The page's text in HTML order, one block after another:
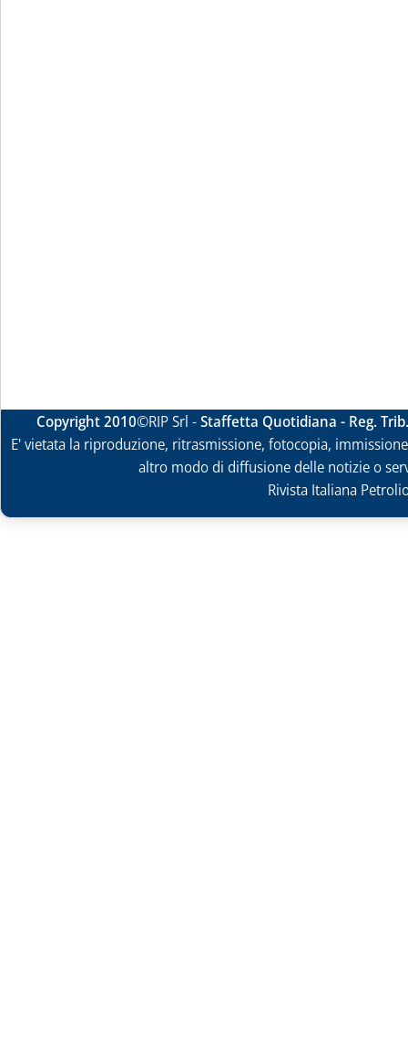
Copyright 2010©RIP Srl -Staffetta Quotidiana - Reg.
E' vietata la riproduzione, ritrasmissione, fotocopia,
altro modo di diffusione delle notizie o
Rivista Italiana